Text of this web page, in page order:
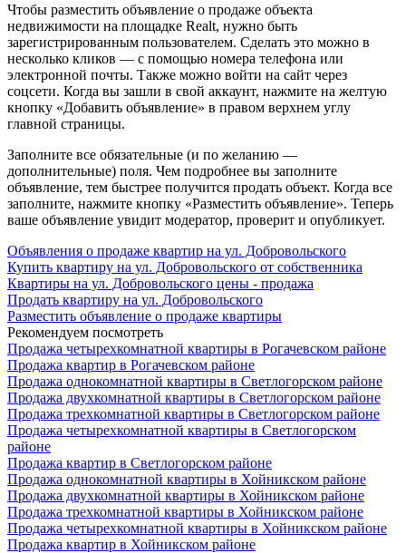
Чтобы разместить объявление о продаже объекта
недвижимости на площадке Realt, нужно быть
зарегистрированным пользователем. Сделать это можно в
несколько кликов — с помощью номера телефона или
электронной почты. Также можно войти на сайт через
соцсети. Когда вы зашли в свой аккаунт, нажмите на желтую
кнопку «Добавить объявление» в правом верхнем углу
главной страницы.
Заполните все обязательные (и по желанию —
дополнительные) поля. Чем подробнее вы заполните
объявление, тем быстрее получится продать объект. Когда все
заполните, нажмите кнопку «Разместить объявление». Теперь
ваше объявление увидит модератор, проверит и опубликует.
Объявления о продаже квартир на ул. Добровольского
Купить квартиру на ул. Добровольского от собственника
Квартиры на ул. Добровольского цены - продажа
Продать квартиру на ул. Добровольского
Разместить объявление о продаже квартиры
Рекомендуем посмотреть
Продажа четырехкомнатной квартиры в Рогачевском районе
Продажа квартир в Рогачевском районе
Продажа однокомнатной квартиры в Светлогорском районе
Продажа двухкомнатной квартиры в Светлогорском районе
Продажа трехкомнатной квартиры в Светлогорском районе
Продажа четырехкомнатной квартиры в Светлогорском
районе
Продажа квартир в Светлогорском районе
Продажа однокомнатной квартиры в Хойникском районе
Продажа двухкомнатной квартиры в Хойникском районе
Продажа трехкомнатной квартиры в Хойникском районе
Продажа четырехкомнатной квартиры в Хойникском районе
Продажа квартир в Хойникском районе